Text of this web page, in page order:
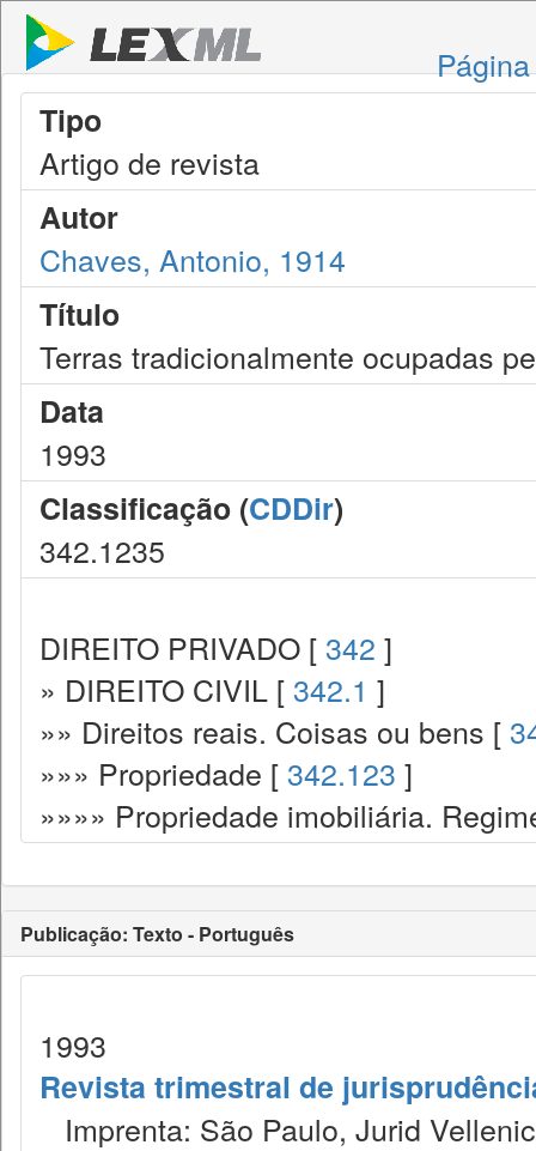
Tipo
Artigo de revista
Autor
Chaves, Antonio, 1914
Título
Terras tradicionalmente ocupadas
Data
1993
Classificação (CDDir)
342.1235
DIREITO PRIVADO [ 342 ]
» DIREITO CIVIL [ 342.1 ]
»» Direitos reais. Coisas ou bens [
»»» Propriedade [ 342.123 ]
»»»» Propriedade imobiliária.
Publicação: Texto - Português
1993
Revista trimestral de
Imprenta: São Paulo, Jurid